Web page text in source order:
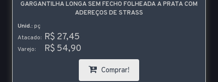
GARGANTILHA LONGA SEM FECHO FOLHEADA A PRATA COM
ADEREÇOS DE STRASS
Unid.: pç
Atacado: R$ 27,45
Varejo: R$ 54,90
Comprar!